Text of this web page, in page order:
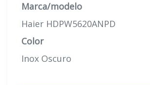
Marca/modelo
Haier HDPW5620ANPD
Color
Inox Oscuro